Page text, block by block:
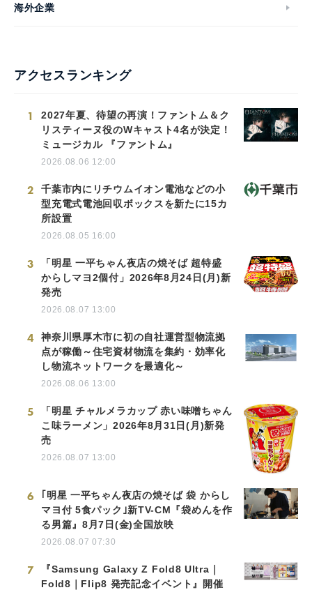
海外企業
アクセスランキング
1
2027年夏、待望の再演！ファントム＆ク
リスティーヌ役のWキャスト4名が決定！
ミュージカル 『ファントム』
2026.08.06 12:00
2
千葉市内にリチウムイオン電池などの小
型充電式電池回収ボックスを新たに15カ
所設置
2026.08.05 16:00
3
「明星 一平ちゃん夜店の焼そば 超特盛
からしマヨ2個付」2026年8月24日(月)新
発売
2026.08.07 13:00
4
神奈川県厚木市に初の自社運営型物流拠
点が稼働～住宅資材物流を集約・効率化
し物流ネットワークを最適化～
2026.08.06 13:00
5
「明星 チャルメラカップ 赤い味噌ちゃん
こ味ラーメン」2026年8月31日(月)新発
売
2026.08.07 13:00
6
｢明星 一平ちゃん夜店の焼そば 袋 からし
マヨ付 5食パック｣新TV-CM『袋めんを作
る男篇』8月7日(金)全国放映
2026.08.07 07:30
7
『Samsung Galaxy Z Fold8 Ultra｜
Fold8｜Flip8 発売記念イベント』開催